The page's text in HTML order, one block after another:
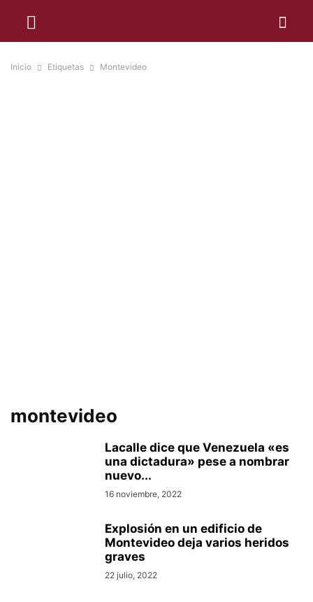
Inicio Etiquetas Montevideo
montevideo
Lacalle dice que Venezuela «es
una dictadura» pese a nombrar
nuevo...
16 noviembre, 2022
Explosión en un edificio de
Montevideo deja varios heridos
graves
22 julio, 2022